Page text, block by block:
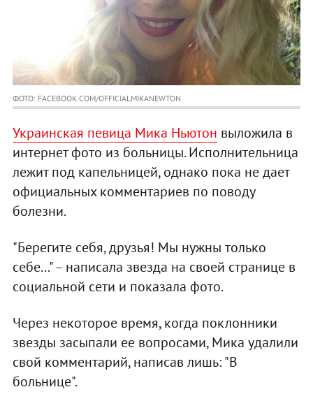
ФОТО: FACEBOOK.COM/OFFICIALMIKANEWTON
Украинская певица Мика Ньютон выложила в
интернет фото из больницы. Исполнительница
лежит под капельницей, однако пока не дает
официальных комментариев по поводу
болезни.
"Берегите себя, друзья! Мы нужны только
себе..." – написала звезда на своей странице в
социальной сети и показала фото.
Через некоторое время, когда поклонники
звезды засыпали ее вопросами, Мика удалили
свой комментарий, написав лишь: "В
больнице".